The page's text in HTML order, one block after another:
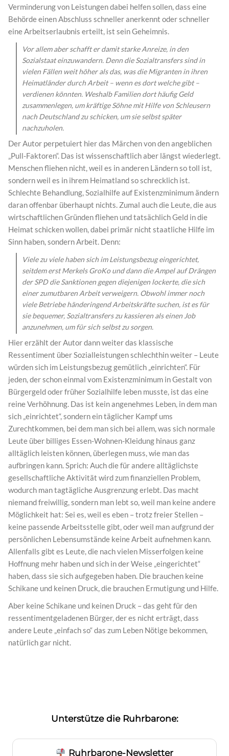
Verminderung von Leistungen dabei helfen sollen, dass eine
Behörde einen Abschluss schneller anerkennt oder schneller
eine Arbeitserlaubnis erteilt, ist sein Geheimnis.
Vor allem aber schafft er damit starke Anreize, in den
Sozialstaat einzuwandern. Denn die Sozialtransfers sind in
vielen Fällen weit höher als das, was die Migranten in ihren
Heimatländer durch Arbeit – wenn es dort welche gibt –
verdienen könnten. Weshalb Familien dort häufig Geld
zusammenlegen, um kräftige Söhne mit Hilfe von Schleusern
nach Deutschland zu schicken, um sie selbst später
nachzuholen.
Der Autor perpetuiert hier das Märchen von den angeblichen
„Pull-Faktoren“. Das ist wissenschaftlich aber längst wiederlegt.
Menschen fliehen nicht, weil es in anderen Ländern so toll ist,
sondern weil es in ihrem Heimatland so schrecklich ist.
Schlechte Behandlung, Sozialhilfe auf Existenzminimum ändern
daran offenbar überhaupt nichts. Zumal auch die Leute, die aus
wirtschaftlichen Gründen fliehen und tatsächlich Geld in die
Heimat schicken wollen, dabei primär nicht staatliche Hilfe im
Sinn haben, sondern Arbeit. Denn:
Viele zu viele haben sich im Leistungsbezug eingerichtet,
seitdem erst Merkels GroKo und dann die Ampel auf Drängen
der SPD die Sanktionen gegen diejenigen lockerte, die sich
einer zumutbaren Arbeit verweigern. Obwohl immer noch
viele Betriebe händeringend Arbeitskräfte suchen, ist es für
sie bequemer, Sozialtransfers zu kassieren als einen Job
anzunehmen, um für sich selbst zu sorgen.
Hier erzählt der Autor dann weiter das klassische
Ressentiment über Sozialleistungen schlechthin weiter – Leute
würden sich im Leistungsbezug gemütlich „einrichten“. Für
jeden, der schon einmal vom Existenzminimum in Gestalt von
Bürgergeld oder früher Sozialhilfe leben musste, ist das eine
reine Verhöhnung. Das ist kein angenehmes Leben, in dem man
sich „einrichtet“, sondern ein täglicher Kampf ums
Zurechtkommen, bei dem man sich bei allem, was sich normale
Leute über billiges Essen-Wohnen-Kleidung hinaus ganz
alltäglich leisten können, überlegen muss, wie man das
aufbringen kann. Sprich: Auch die für andere alltäglichste
gesellschaftliche Aktivität wird zum finanziellen Problem,
wodurch man tagtägliche Ausgrenzung erlebt. Das macht
niemand freiwillig, sondern man lebt so, weil man keine andere
Möglichkeit hat: Sei es, weil es eben – trotz freier Stellen –
keine passende Arbeitsstelle gibt, oder weil man aufgrund der
persönlichen Lebensumstände keine Arbeit aufnehmen kann.
Allenfalls gibt es Leute, die nach vielen Misserfolgen keine
Hoffnung mehr haben und sich in der Weise „eingerichtet“
haben, dass sie sich aufgegeben haben. Die brauchen keine
Schikane und keinen Druck, die brauchen Ermutigung und Hilfe.
Aber keine Schikane und keinen Druck – das geht für den
ressentimentgeladenen Bürger, der es nicht erträgt, dass
andere Leute „einfach so“ das zum Leben Nötige bekommen,
natürlich gar nicht.
Unterstütze die Ruhrbarone:
Ruhrbarone-Newsletter